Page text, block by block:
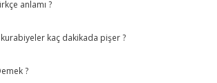
anlamı ?
kurabiyeler kaç dakikada pişer ?
?